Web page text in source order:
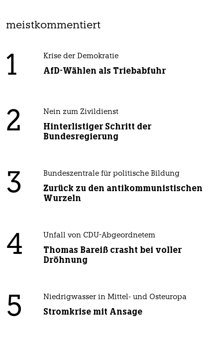
meistkommentiert
1 Krise der Demokratie
AfD-Wählen als Triebabfuhr
2 Nein zum Zivildienst
Hinterlistiger Schritt der
Bundesregierung
3 Bundeszentrale für politische Bildung
Zurück zu den antikommunistischen
Wurzeln
4 Unfall von CDU-Abgeordnetem
Thomas Bareiß crasht bei voller
Dröhnung
5 Niedrigwasser in Mittel- und Osteuropa
Stromkrise mit Ansage